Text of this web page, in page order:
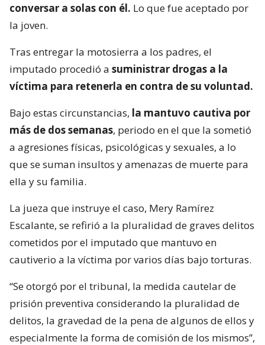
conversar a solas con él. Lo que fue aceptado por
la joven.
Tras entregar la motosierra a los padres, el
imputado procedió a suministrar drogas a la
víctima para retenerla en contra de su voluntad.
Bajo estas circunstancias, la mantuvo cautiva por
más de dos semanas, periodo en el que la sometió
a agresiones físicas, psicológicas y sexuales, a lo
que se suman insultos y amenazas de muerte para
ella y su familia.
La jueza que instruye el caso, Mery Ramírez
Escalante, se refirió a la pluralidad de graves delitos
cometidos por el imputado que mantuvo en
cautiverio a la víctima por varios días bajo torturas.
“Se otorgó por el tribunal, la medida cautelar de
prisión preventiva considerando la pluralidad de
delitos, la gravedad de la pena de algunos de ellos y
especialmente la forma de comisión de los mismos”,